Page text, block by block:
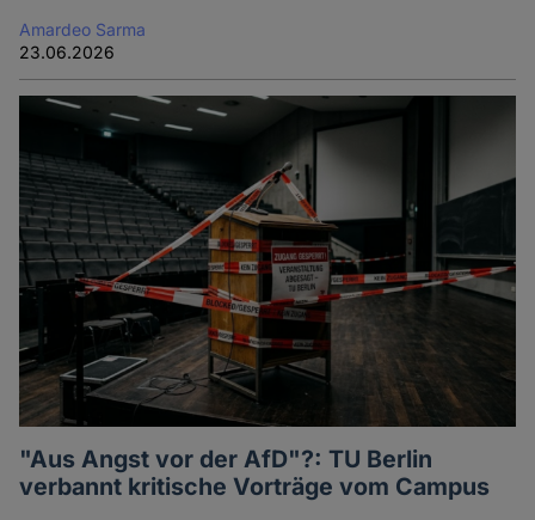
Amardeo Sarma
23.06.2026
"Aus Angst vor der AfD"?: TU Berlin
verbannt kritische Vorträge vom Campus